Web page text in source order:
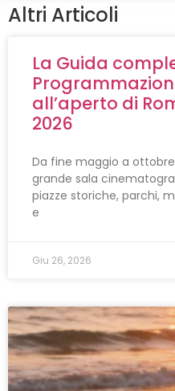
Altri Articoli
La Guida
all’aperto di
2026
Da fine maggio a
grande sala
piazze storiche, parchi,
e
Giu 26, 2026